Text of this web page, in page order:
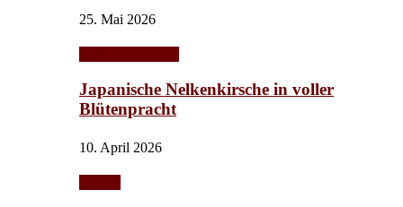
25. Mai 2026
Japanische Nelkenkirsche in voller
Blütenpracht
10. April 2026